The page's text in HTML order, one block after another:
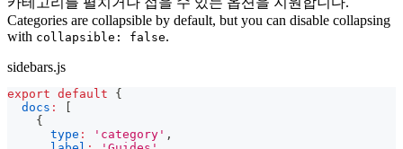
Categories are collapsible by default, but you can disable collapsing
with collapsible: false.
sidebars.js
export default
{
docs :
{
type : 'category' ,